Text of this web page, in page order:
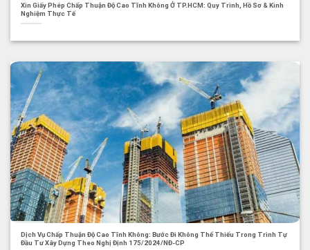
Xin Giấy Phép Chấp Thuận Độ Cao Tĩnh Không Ở TP.HCM: Quy Trình, Hồ Sơ & Kinh
Nghiệm Thực Tế
Dịch Vụ Chấp Thuận Độ Cao Tĩnh Không: Bước Đi Không Thể Thiếu Trong Trình Tự
Đầu Tư Xây Dựng Theo Nghị Định 175/2024/NĐ-CP